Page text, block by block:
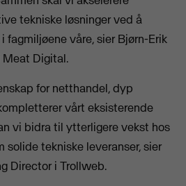
tekniske løsninger ved å
våre, sier Bjørn-Erik
Meat Digital.
for netthandel, dyp
vårt eksisterende
vi bidra til ytterligere vekst hos
solide tekniske leveranser, sier
Director i Trollweb.